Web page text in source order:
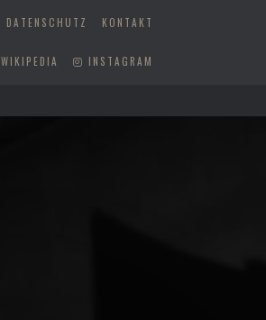
DATENSCHUTZ KONTAKT
WIKIPEDIA INSTAGRAM